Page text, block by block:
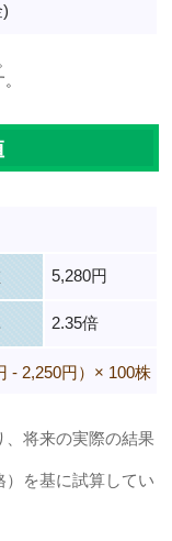
5,280円
2.35倍
- 2,250円）× 100株
将来の実際の結果
を基に試算してい